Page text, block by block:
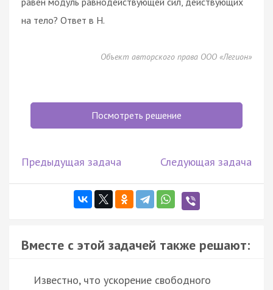
на тело? Ответ в Н.
Объект авторского права ООО «Легион»
Посмотреть решение
Предыдущая задача Следующая задача
Вместе с этой задачей также решают:
Известно, что ускорение свободного